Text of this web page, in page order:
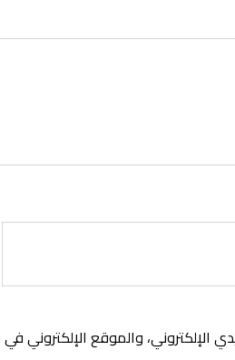
الإلكتروني، والموقع الإلكتروني